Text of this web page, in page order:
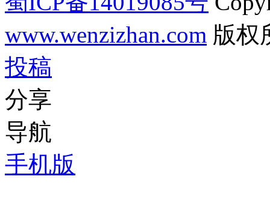
www.wenzizhan.com 版权
投稿
分享
导航
手机版